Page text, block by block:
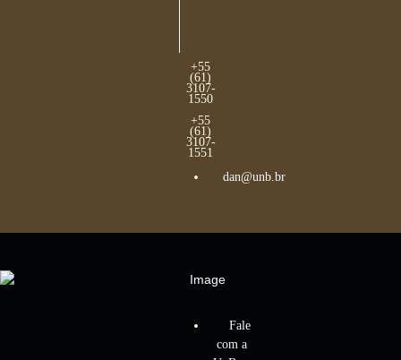
+55
(61)
3107-
1550
+55
(61)
3107-
1551
dan@unb.br
Fale
com a